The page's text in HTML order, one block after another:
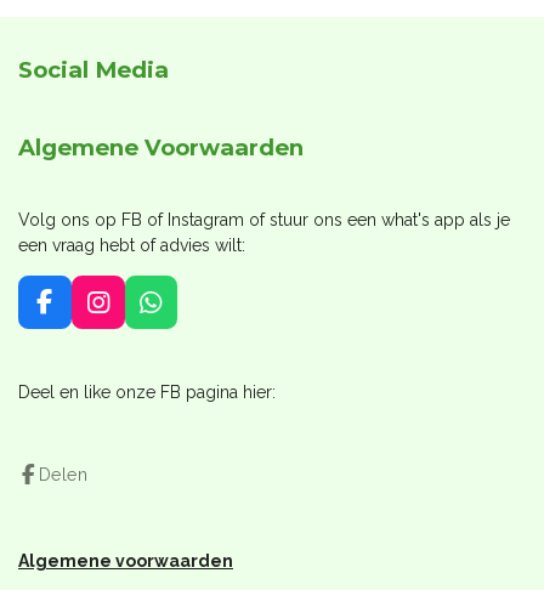
Social Media
Algemene Voorwaarden
Volg ons op FB of Instagram of stuur ons een what's app als je
een vraag hebt of advies wilt:
F
a
e
k
I
n
t
W
h
t
Deel en like onze FB pagina hier:
Delen
Algemene voorwaarden